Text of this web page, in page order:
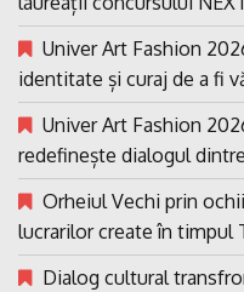
Univer Art Fashion
identitate și curaj de a fi
Univer Art Fashion
redefinește dialogul
Orheiul Vechi prin
lucrarilor create în timpul
Dialog cultural